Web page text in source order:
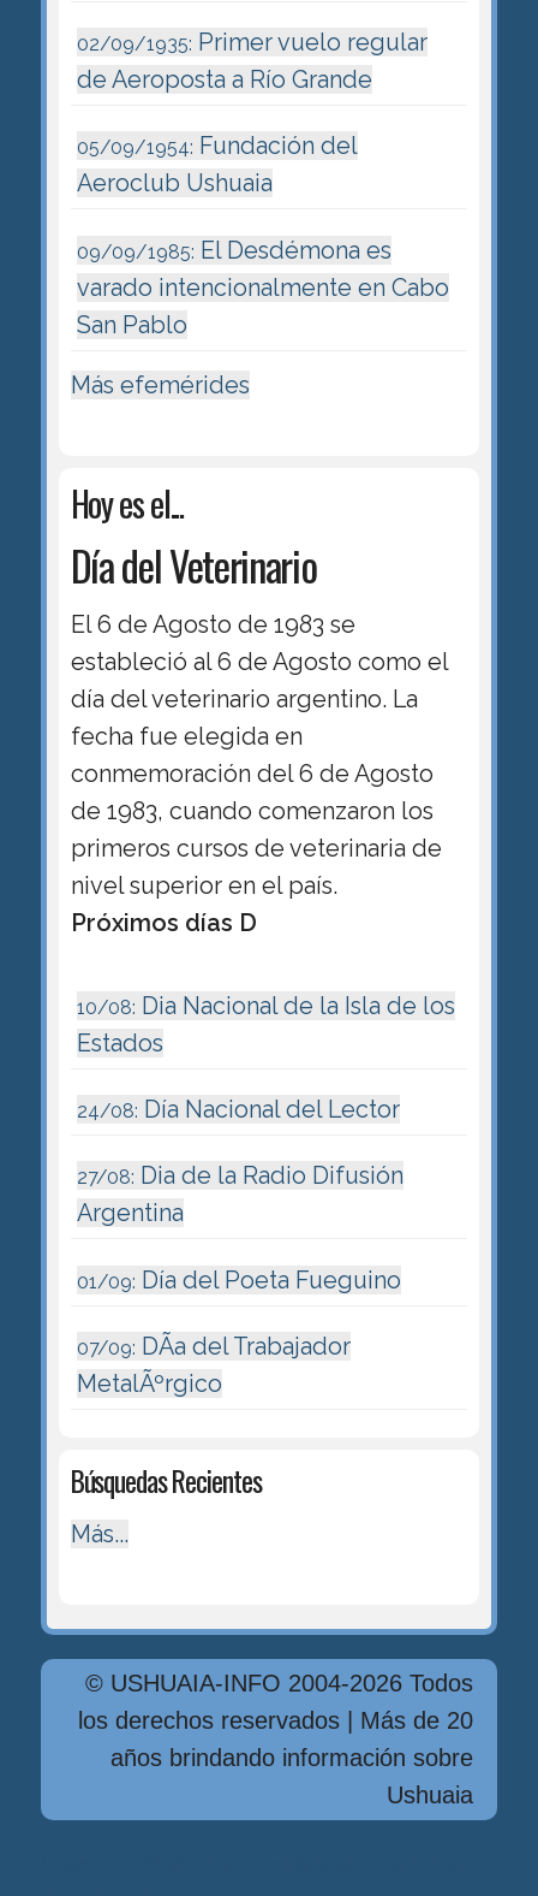
02/09/1935: Primer vuelo regular
de Aeroposta a Río Grande
05/09/1954: Fundación del
Aeroclub Ushuaia
09/09/1985: El Desdémona es
varado intencionalmente en Cabo
San Pablo
Más efemérides
Hoy es el...
Día del Veterinario
El 6 de Agosto de 1983 se
estableció al 6 de Agosto como el
día del veterinario argentino. La
fecha fue elegida en
conmemoración del 6 de Agosto
de 1983, cuando comenzaron los
primeros cursos de veterinaria de
nivel superior en el país.
Próximos días D
10/08: Dia Nacional de la Isla de los
Estados
24/08: Día Nacional del Lector
27/08: Dia de la Radio Difusión
Argentina
01/09: Día del Poeta Fueguino
07/09: DÃ­a del Trabajador
MetalÃºrgico
Búsquedas Recientes
Más...
© USHUAIA-INFO 2004-2026 Todos
los derechos reservados | Más de 20
años brindando información sobre
Ushuaia